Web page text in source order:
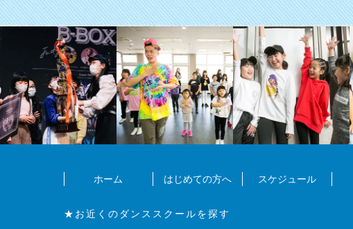
ホーム はじめての方へ スケジュール
★お近くのダンススクールを探す